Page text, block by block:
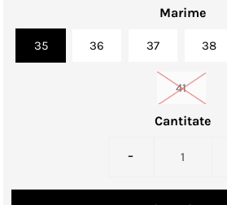
Marime
35 36 37 38
41
Cantitate
-